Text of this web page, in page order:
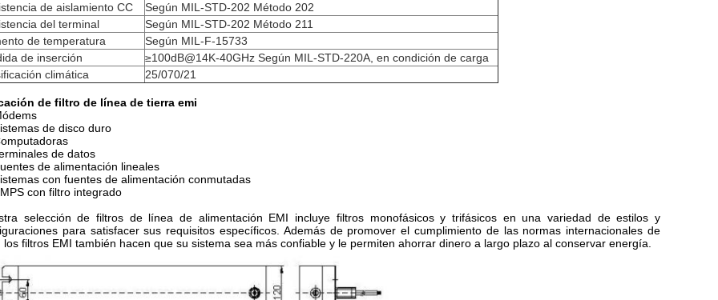
de aislamiento CC
Según MIL-STD-202 Método 202
del terminal
Según MIL-STD-202 Método 211
de temperatura
Según MIL-F-15733
de inserción
≥100dB@14K-40GHz Según MIL-STD-220A, en condición de carga
climática
25/070/21
de filtro de línea de tierra emi
de disco duro
de datos
de alimentación lineales
con fuentes de alimentación conmutadas
con filtro integrado
selección de filtros de línea de alimentación EMI incluye filtros monofásicos y trifásicos en una variedad de estilos y
para satisfacer sus requisitos específicos. Además de promover el cumplimiento de las normas internacionales de
los filtros EMI también hacen que su sistema sea más confiable y le permiten ahorrar dinero a largo plazo al conservar energía.